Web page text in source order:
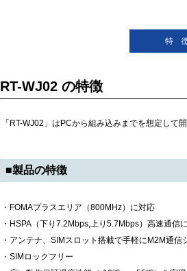
特
RT-WJ02 の特徴
「RT-WJ02」はPCから組み込みまでを想定して
■製品の特徴
・FOMAプラスエリア（800MHz）に対応
・HSPA（下り7.2Mbps,上り5.7Mbps）高速通信
・アンテナ、SIMスロット搭載で手軽にM2M通信
・SIMロックフリー